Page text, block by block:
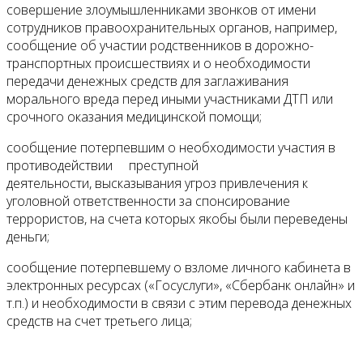
совершение злоумышленниками звонков от имени
сотрудников правоохранительных органов, например,
сообщение об участии родственников в дорожно-
транспортных происшествиях и о необходимости
передачи денежных средств для заглаживания
морального вреда перед иными участниками ДТП или
срочного оказания медицинской помощи;
сообщение потерпевшим о необходимости участия в
противодействии преступной
деятельности, высказывания угроз привлечения к
уголовной ответственности за спонсирование
террористов, на счета которых якобы были переведены
деньги;
сообщение потерпевшему о взломе личного кабинета в
электронных ресурсах («Госуслуги», «Сбербанк онлайн» и
т.п.) и необходимости в связи с этим перевода денежных
средств на счет третьего лица;